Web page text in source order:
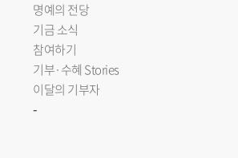
명예의 전당
기금 소식
참여하기
기부·수혜 Stories
이달의 기부자
-